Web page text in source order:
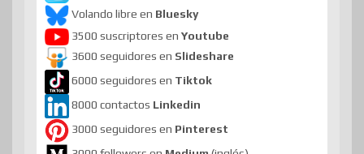
Volando libre en Bluesky
3500 suscriptores en Youtube
3600 seguidores en Slideshare
6000 seguidores en Tiktok
8000 contactos Linkedin
3000 seguidores en Pinterest